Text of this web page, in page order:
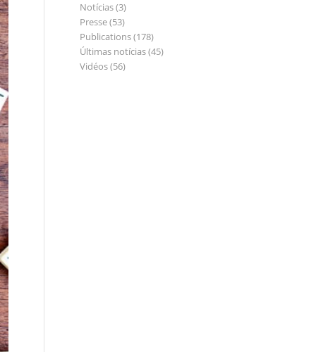
Notícias(3)
Presse(53)
Publications(178)
Últimas notícias(45)
Vidéos(56)